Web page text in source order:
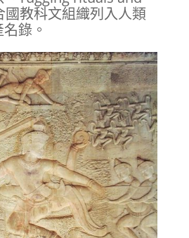
教科文組織列入人類
錄。